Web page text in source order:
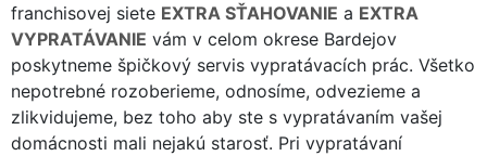
franchisovej siete EXTRA SŤAHOVANIE a EXTRA
VYPRATÁVANIE vám v celom okrese Bardejov
poskytneme špičkový servis vypratávacích prác. Všetko
nepotrebné rozoberieme, odnosíme, odvezieme a
zlikvidujeme, bez toho aby ste s vypratávaním vašej
domácnosti mali nejakú starosť. Pri vypratávaní